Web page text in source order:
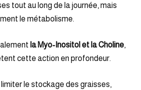
tout au long de la journée, mais
le métabolisme.
la Myo-Inositol et la Choline,
cette action en profondeur.
le stockage des graisses,